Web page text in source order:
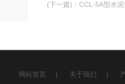
(下一篇) ： CCL-5A型水
网站首页 | 关于我们 |